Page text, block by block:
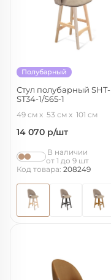
Полубарный
Стул полубарный SHT-
ST34-1/S65-1
49 см 53 см 101 см
14 070 р/шт
В наличии
от 1 до 9 шт
Код товара: 208249